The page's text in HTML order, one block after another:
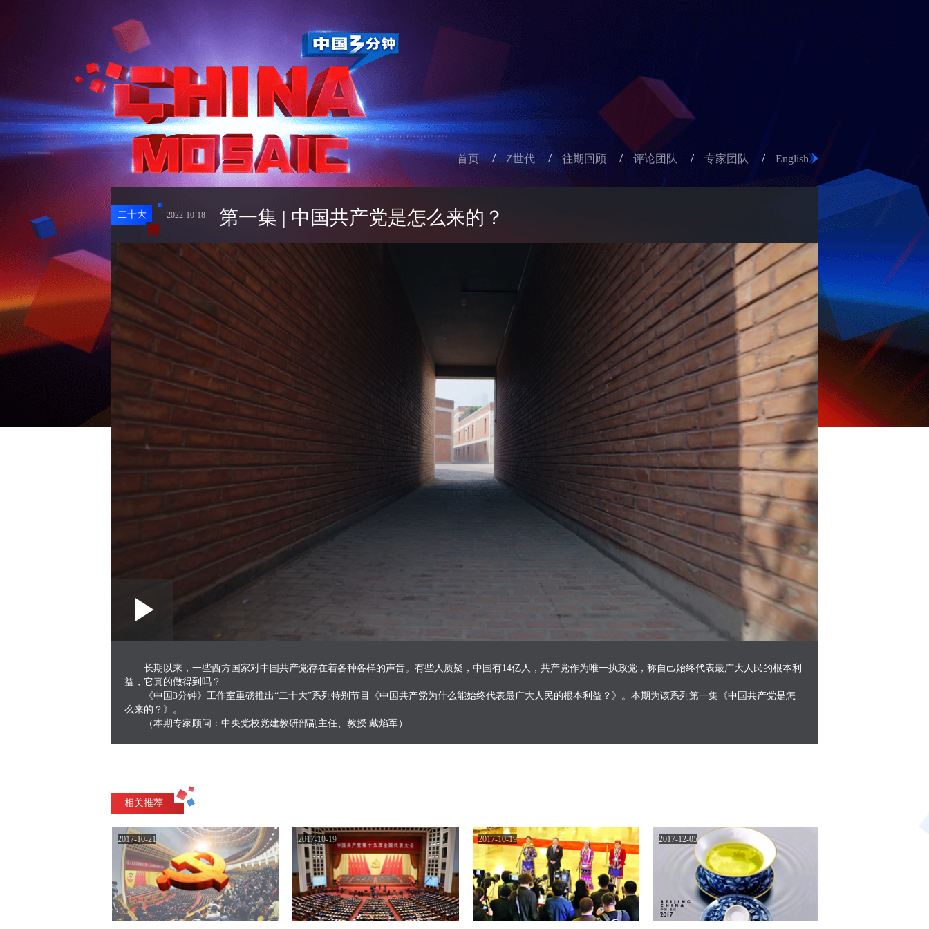
首页 / Z世代 / 往期回顾 / 评论团队 / 专家团队 / English
二十大 2022-10-18 第一集 | 中国共产党是怎么来的？
Play
Picture-
Picture
Fullscreen
长期以来，一些西方国家对中国共产党存在着各种各样的声音。有些人质疑，中国有14亿人，共产党作为唯一执政党，称自己始终代表最广大人民的根本利
益，它真的做得到吗？
《中国3分钟》工作室重磅推出“二十大”系列特别节目《中国共产党为什么能始终代表最广大人民的根本利益？》。本期为该系列第一集《中国共产党是怎
么来的？》。
（本期专家顾问：中央党校党建教研部副主任、教授 戴焰军）
相关推荐
2017-10-21 2017-10-19 2017-10-19 2017-12-05